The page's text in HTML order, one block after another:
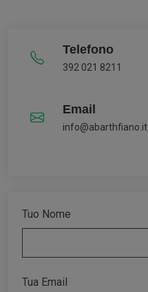
Telefono
392 021 8211
Email
info@abarthfiano.it
Tuo Nome
Tua Email